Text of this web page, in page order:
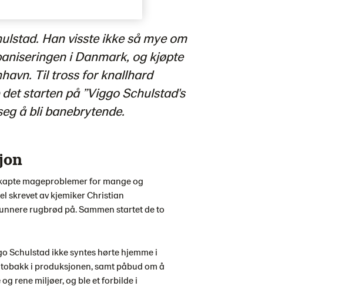
Han visste ikke så mye om
i Danmark, og kjøpte
Til tross for knallhard
starten på ”Viggo Schulstad's
å bli banebrytende.
mageproblemer for mange og
skrevet av kjemiker Christian
rugbrød på. Sammen startet de to
Schulstad ikke syntes hørte hjemme i
i produksjonen, samt påbud om å
rene miljøer, og ble et forbilde i